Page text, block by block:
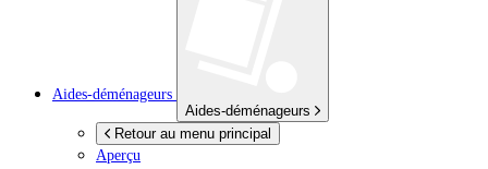
Aides-déménageurs
Aides-déménageurs
Retour au menu principal
Aperçu